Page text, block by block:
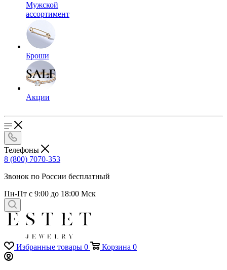
Мужской
ассортимент
Броши
Акции
Телефоны
8 (800) 7070-353
Звонок по России бесплатный
Пн-Пт с 9:00 до 18:00 Мск
Избранные товары 0 Корзина 0